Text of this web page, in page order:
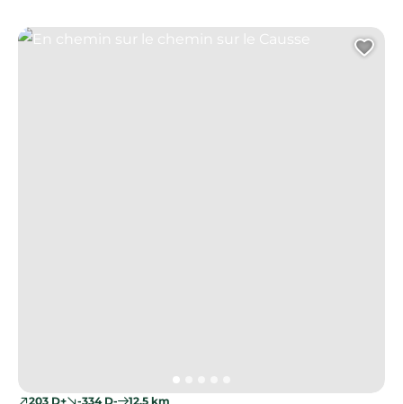
203 D+ -334 D- 12,5 km
En chemin sur le chemin sur le Causse